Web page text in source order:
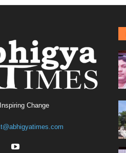
Change